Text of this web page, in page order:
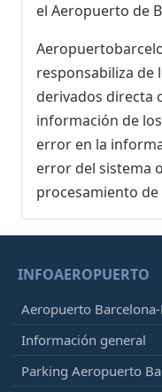
el Aeropuerto de
responsabiliza de
derivados directa
información de
error en la
error del sistema
procesamiento de
INFOAEROPUERTO
Aeropuerto Barcelona-
Información general
Parking Aeropuerto